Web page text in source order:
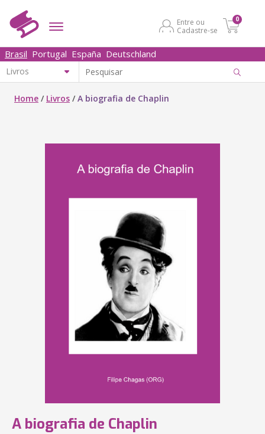
Entre ou
Cadastre-se
0
Brasil Portugal España Deutschland
Home / Livros /A biografia de Chaplin
A biografia de Chaplin